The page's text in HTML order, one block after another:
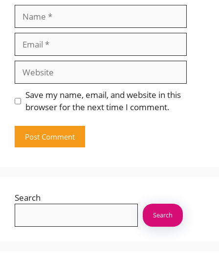
Website
Save my name, email, and website in this
browser for the next time I comment.
Search
Search